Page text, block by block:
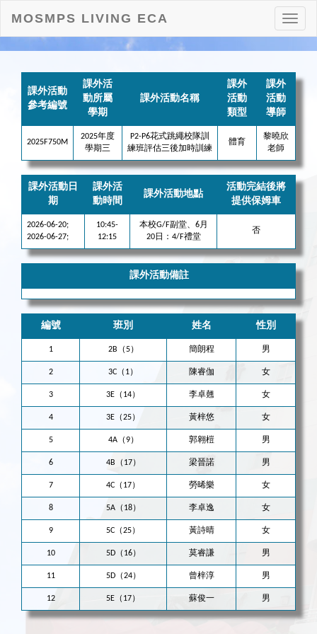
打
開
MOSMPS LIVING ECA
課外活動
參考編號
課外活
動所屬
學期
課外活動名稱
課外
活動
類型
課外
活動
導師
2025F750M
2025年度
學期三
P2-P6花式跳繩校隊訓
練班評估三後加時訓練
體育
黎曉欣
老師
課外活動日
期
課外活
動時間
課外活動地點
活動完結後將
提供保姆車
2026-06-20;
2026-06-27;
10:45-
12:15
本校G/F副堂、6月
20日：4/F禮堂
否
課外活動備註
編號 班別 姓名 性別
1 2B（5） 簡朗程 男
2 3C（1） 陳睿伽 女
3 3E（14） 李卓翹 女
4 3E（25） 黃梓悠 女
5 4A（9） 郭翱榿 男
6 4B（17） 梁晉諾 男
7 4C（17） 勞晞樂 女
8 5A（18） 李卓逸 女
9 5C（25） 黃詩晴 女
10 5D（16） 莫睿謙 男
11 5D（24） 曾梓淳 男
12 5E（17） 蘇俊一 男